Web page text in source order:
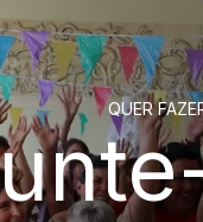
QUER